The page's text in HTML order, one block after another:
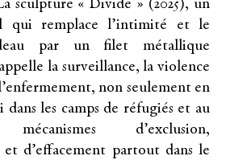
sculpture « Divide » (2025), un
qui remplace l’intimité et le
par un filet métallique
la surveillance, la violence
non seulement en
dans les camps de réfugiés et au
d’exclusion,
et d’effacement partout dans le